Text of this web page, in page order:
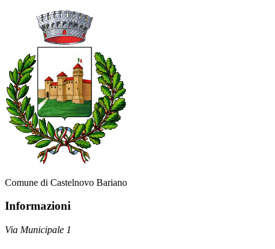
Comune di Castelnovo Bariano
Informazioni
Via Municipale 1